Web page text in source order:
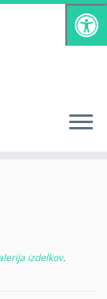
izdelkov.